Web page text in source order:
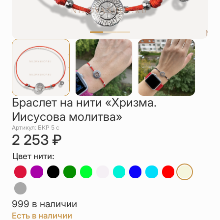
Цепи
Чётки
Шнурки на
шею
Другое
Браслет на нити «Хризма.
Иисусова молитва»
Артикул: БКР 5 с
2 253 ₽
Цвет нити:
999 в наличии
Есть в наличии